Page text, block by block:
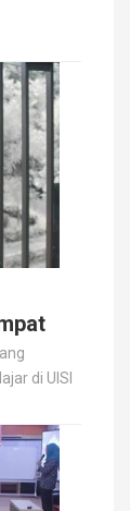
di UISI